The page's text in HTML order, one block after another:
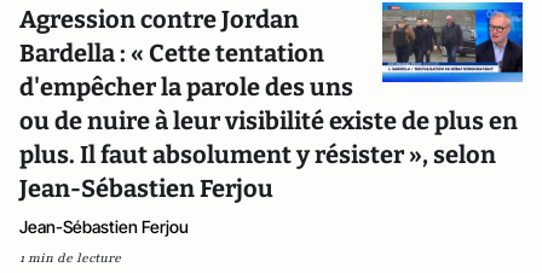
Agression contre Jordan
Bardella : « Cette tentation
d'empêcher la parole des uns
ou de nuire à leur visibilité existe de plus en
plus. Il faut absolument y résister », selon
Jean-Sébastien Ferjou
Jean-Sébastien Ferjou
1 min de lecture